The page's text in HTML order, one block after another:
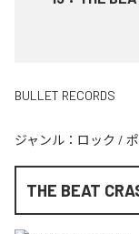
BULLET RECORDS
ジャンル： ロック /
THE BEAT